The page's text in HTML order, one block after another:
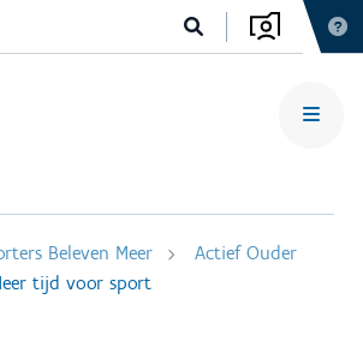
Beleven Meer
Actief Ouder
tijd voor sport